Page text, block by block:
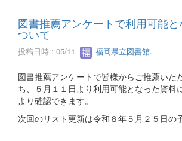
図書推薦アンケートで利用可能
ついて
投稿日時 : 05/11 福岡県立図書館.
図書推薦アンケートで皆様からご推薦いた
ち、５月１１日より利用可能となった資料
より確認できます。
次回のリスト更新は令和８年５月２５日の